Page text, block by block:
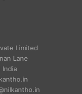
Limited
Lane
India